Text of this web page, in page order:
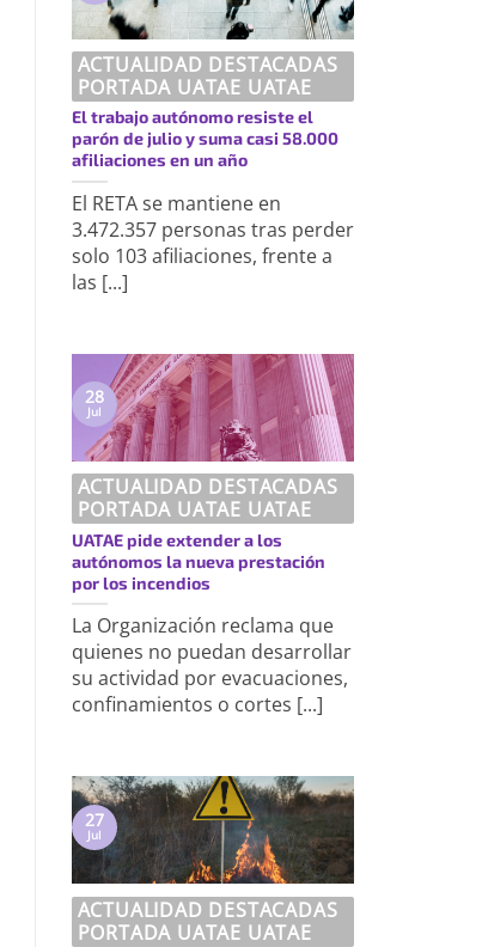
ACTUALIDAD DESTACADAS
PORTADA UATAE UATAE
El trabajo autónomo resiste el
parón de julio y suma casi 58.000
afiliaciones en un año
El RETA se mantiene en
3.472.357 personas tras perder
solo 103 afiliaciones, frente a
las [...]
ACTUALIDAD DESTACADAS
PORTADA UATAE UATAE
UATAE pide extender a los
autónomos la nueva prestación
por los incendios
La Organización reclama que
quienes no puedan desarrollar
su actividad por evacuaciones,
confinamientos o cortes [...]
28
Jul
ACTUALIDAD DESTACADAS
PORTADA UATAE UATAE
27
Jul